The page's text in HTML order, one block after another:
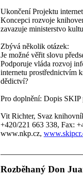
Ukončení Projektu
Koncepci rozvoje
zavazuje ministerstvo
Zbývá několik otázek:
Je možné věřit slovu
Podporuje vláda rozvoj
internetu prostřednictvím
dědictví?
Pro doplnění: Dopis SKIP
Vit Richter, Svaz
+420/221 663 338, Fax:
www.nkp.cz,
Rozběhaný Don